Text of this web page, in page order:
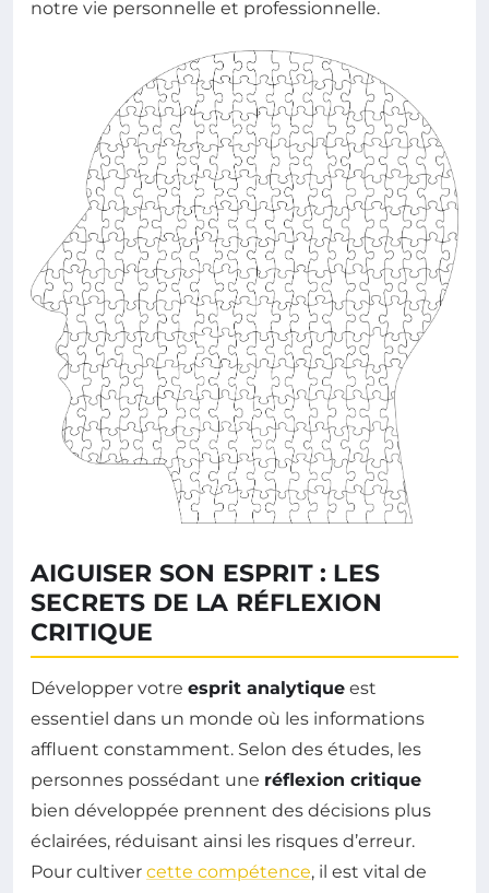
notre vie personnelle et professionnelle.
AIGUISER SON ESPRIT : LES
SECRETS DE LA RÉFLEXION
CRITIQUE
Développer votre esprit analytique est
essentiel dans un monde où les informations
affluent constamment. Selon des études, les
personnes possédant une réflexion critique
bien développée prennent des décisions plus
éclairées, réduisant ainsi les risques d’erreur.
Pour cultiver cette compétence, il est vital de